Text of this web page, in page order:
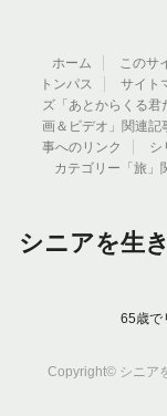
ホーム このサ
トンパス
サイト
ズ「あとからくる君
画＆ビデオ」関連記
事へのリンク
シ
カテゴリー「旅」
シニアを生
65歳で
Copyright© シニア